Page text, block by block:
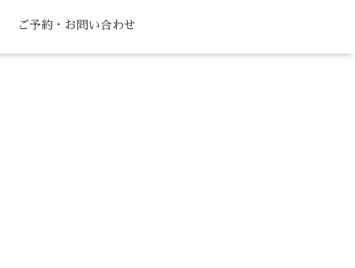
ご予約・お問い合わせ